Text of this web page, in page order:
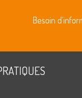
Besoin